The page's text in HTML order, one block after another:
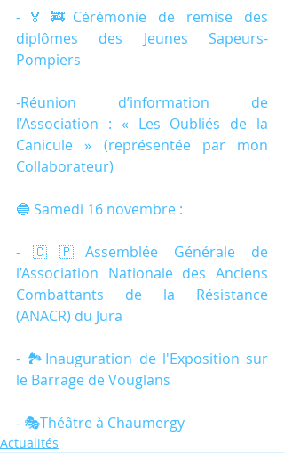
-🏅🚒Cérémonie de remise des
diplômes des Jeunes Sapeurs-
Pompiers
-Réunion d’information de
l’Association : « Les Oubliés de la
Canicule » (représentée par mon
Collaborateur)
🔵 Samedi 16 novembre :
-🇨🇵Assemblée Générale de
l’Association Nationale des Anciens
Combattants de la Résistance
(ANACR) du Jura
- 🏞️Inauguration de l'Exposition sur
le Barrage de Vouglans
- 🎭Théâtre à Chaumergy
Actualités